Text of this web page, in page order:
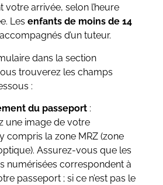
votre arrivée, selon l’heure
Les enfants de moins de 14
d’un tuteur.
dans la section
trouverez les champs
:
du passeport:
une image de votre
compris la zone MRZ (zone
Assurez-vous que les
numérisées correspondent à
passeport ; si ce n’est pas le